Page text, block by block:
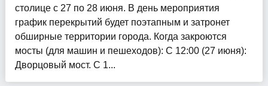
столице с 27 по 28 июня. В день мероприятия
график перекрытий будет поэтапным и затронет
обширные территории города. Когда закроются
мосты (для машин и пешеходов): С 12:00 (27 июня):
Дворцовый мост. С 1...